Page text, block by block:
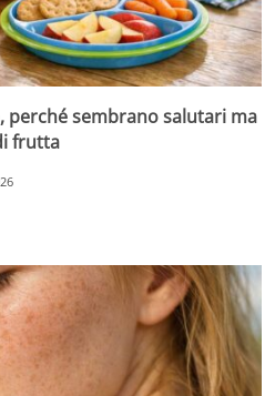
perché sembrano salutari ma
frutta